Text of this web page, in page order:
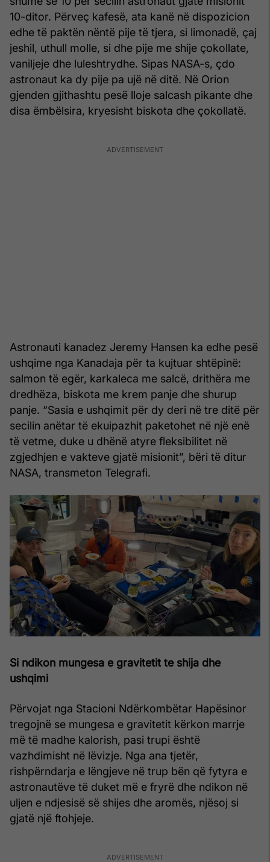
10-ditor. Përveç kafesë, ata kanë në dispozicion
edhe të paktën nëntë pije të tjera, si limonadë, çaj
jeshil, uthull molle, si dhe pije me shije çokollate,
vaniljeje dhe luleshtrydhe. Sipas NASA-s, çdo
astronaut ka dy pije pa ujë në ditë. Në Orion
gjenden gjithashtu pesë lloje salcash pikante dhe
disa ëmbëlsira, kryesisht biskota dhe çokollatë.
Astronauti kanadez Jeremy Hansen ka edhe pesë
ushqime nga Kanadaja për ta kujtuar shtëpinë:
salmon të egër, karkaleca me salcë, drithëra me
dredhëza, biskota me krem panje dhe shurup
panje. “Sasia e ushqimit për dy deri në tre ditë për
secilin anëtar të ekuipazhit paketohet në një enë
të vetme, duke u dhënë atyre fleksibilitet në
zgjedhjen e vakteve gjatë misionit”, bëri të ditur
NASA, transmeton Telegrafi.
Si ndikon mungesa e gravitetit te shija dhe
ushqimi
Përvojat nga Stacioni Ndërkombëtar Hapësinor
tregojnë se mungesa e gravitetit kërkon marrje
më të madhe kalorish, pasi trupi është
vazhdimisht në lëvizje. Nga ana tjetër,
rishpërndarja e lëngjeve në trup bën që fytyra e
astronautëve të duket më e fryrë dhe ndikon në
uljen e ndjesisë së shijes dhe aromës, njësoj si
gjatë një ftohjeje.